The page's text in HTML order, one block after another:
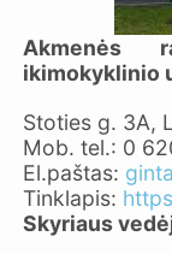
Akmenės
ikimokyklinio
Stoties g. 3A,
Mob. tel.: 0
El.paštas:
Tinklapis:
Skyriaus